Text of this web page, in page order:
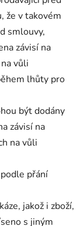
že v takovém
smlouvy,
závisí na
vůli
lhůty pro
být dodány
závisí na
na vůli
přání
jakož i zboží,
s jiným